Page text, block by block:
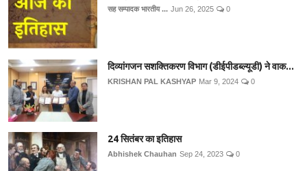
सह सम्पादक भारतीय ... Jun 26, 2025 0
दिव्यांगजन सशक्तिकरण विभाग (डीईपीडब्ल्यूडी) ने वाक...
KRISHAN PAL KASHYAP Mar 9, 2024 0
24 सितंबर का इतिहास
Abhishek Chauhan Sep 24, 2023 0